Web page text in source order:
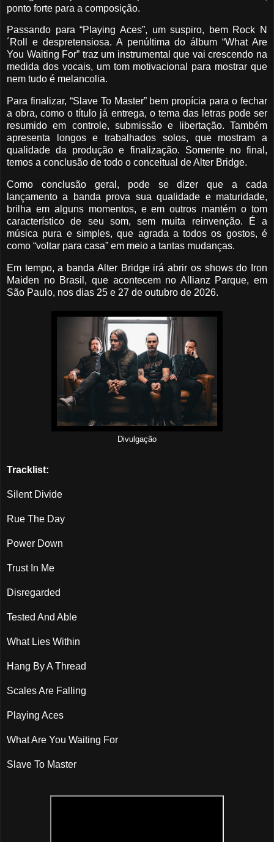
ponto forte para a composição.
Passando para “Playing Aces”, um suspiro, bem Rock N
´Roll e despretensiosa. A penúltima do álbum “What Are
You Waiting For” traz um instrumental que vai crescendo na
medida dos vocais, um tom motivacional para mostrar que
nem tudo é melancolia.
Para finalizar, “Slave To Master” bem propícia para o fechar
a obra, como o título já entrega, o tema das letras pode ser
resumido em controle, submissão e libertação. Também
apresenta longos e trabalhados solos, que mostram a
qualidade da produção e finalização. Somente no final,
temos a conclusão de todo o conceitual de Alter Bridge.
Como conclusão geral, pode se dizer que a cada
lançamento a banda prova sua qualidade e maturidade,
brilha em alguns momentos, e em outros mantém o tom
característico de seu som, sem muita reinvenção. É a
música pura e simples, que agrada a todos os gostos, é
como “voltar para casa” em meio a tantas mudanças.
Em tempo, a banda Alter Bridge irá abrir os shows do Iron
Maiden no Brasil, que acontecem no Allianz Parque, em
São Paulo, nos dias 25 e 27 de outubro de 2026.
Divulgação
Tracklist:
Silent Divide
Rue The Day
Power Down
Trust In Me
Disregarded
Tested And Able
What Lies Within
Hang By A Thread
Scales Are Falling
Playing Aces
What Are You Waiting For
Slave To Master